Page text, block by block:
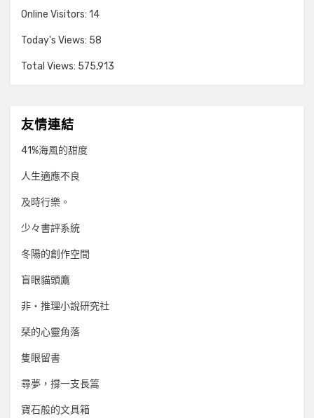
Online Visitors: 14
Today's Views: 58
Total Views: 575,913
友情連結
41%海風的甜度
人生適應不良
及時行樂。
少々書評系統
冬陽的創作空間
盲眼貓頭鷹
非‧推理小說研究社
栞的心靈角落
隻眼留書
尋夢，撐一支長篙
寶石般的文具箱